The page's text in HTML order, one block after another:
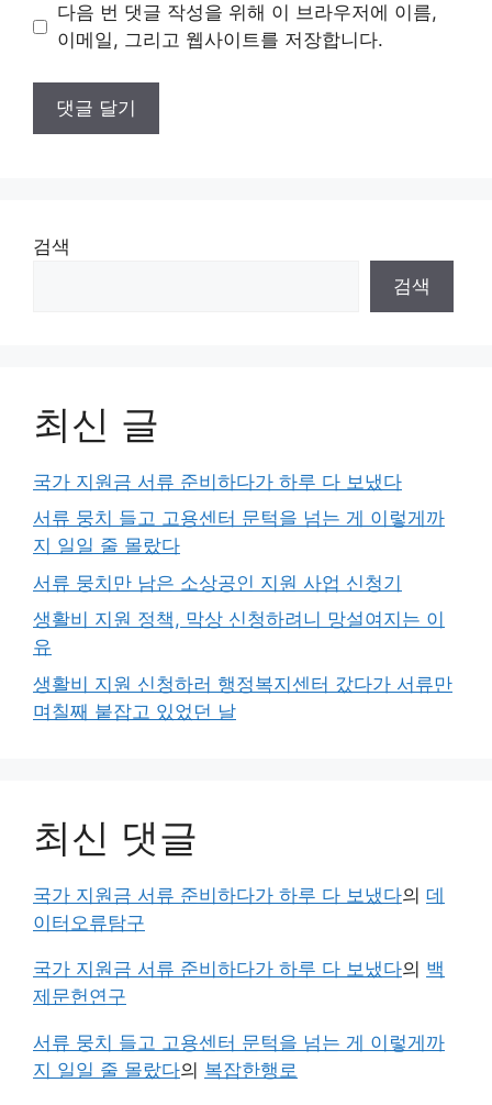
트
다음 번 댓글 작성을 위해 이 브라우저에 이름,
이메일, 그리고 웹사이트를 저장합니다.
검색
검색
최신 글
국가 지원금 서류 준비하다가 하루 다 보냈다
서류 뭉치 들고 고용센터 문턱을 넘는 게 이렇게까
지 일일 줄 몰랐다
서류 뭉치만 남은 소상공인 지원 사업 신청기
생활비 지원 정책, 막상 신청하려니 망설여지는 이
유
생활비 지원 신청하러 행정복지센터 갔다가 서류만
며칠째 붙잡고 있었던 날
최신 댓글
국가 지원금 서류 준비하다가 하루 다 보냈다의 데
이터오류탐구
국가 지원금 서류 준비하다가 하루 다 보냈다의 백
제문헌연구
서류 뭉치 들고 고용센터 문턱을 넘는 게 이렇게까
지 일일 줄 몰랐다의 복잡한행로